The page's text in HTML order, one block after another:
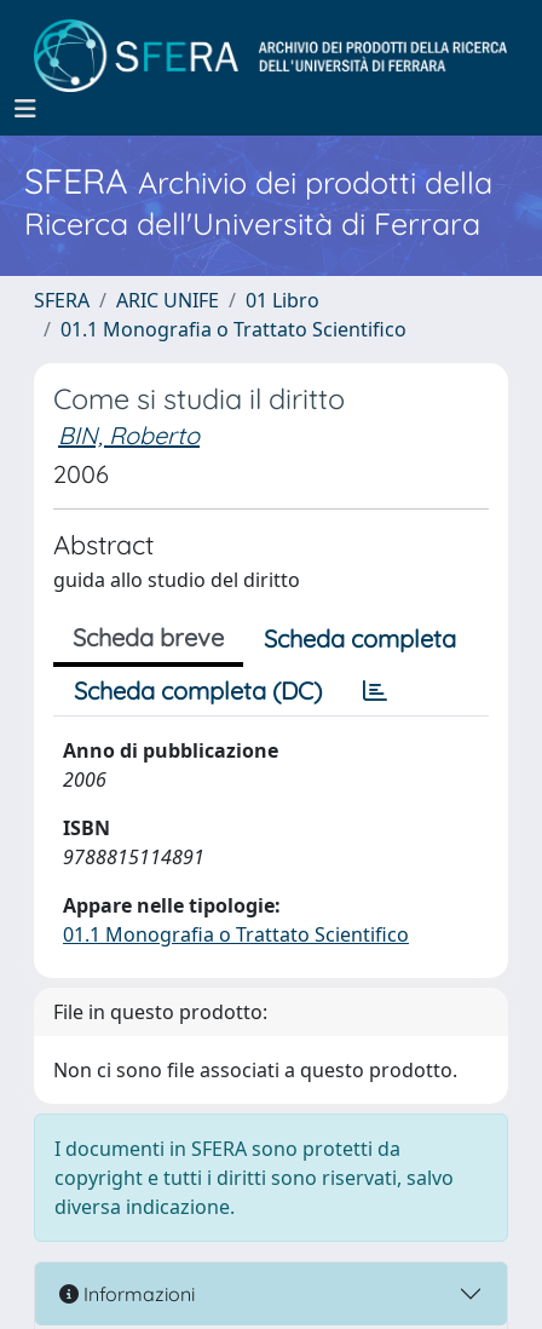
SFERA Archivio dei prodotti della
Ricerca dell'Università di Ferrara
SFERA ARIC UNIFE
01 Libro
01.1 Monografia o Trattato Scientifico
Come si studia il diritto
BIN, Roberto
2006
Abstract
guida allo studio del diritto
Scheda breve
Scheda completa
Scheda completa (DC)
Anno di pubblicazione
2006
ISBN
9788815114891
Appare nelle tipologie:
01.1 Monografia o Trattato Scientifico
File in questo prodotto:
Non ci sono file associati a questo prodotto.
I documenti in SFERA sono protetti da
copyright e tutti i diritti sono riservati, salvo
diversa indicazione.
Informazioni